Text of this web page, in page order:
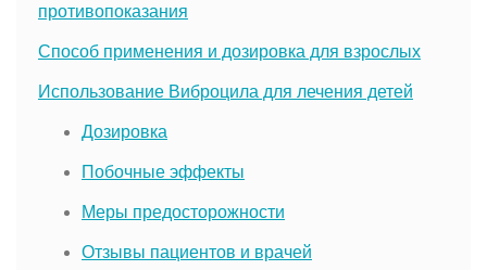
противопоказания
Способ применения и дозировка для взрослых
Использование Виброцила для лечения детей
Дозировка
Побочные эффекты
Меры предосторожности
Отзывы пациентов и врачей